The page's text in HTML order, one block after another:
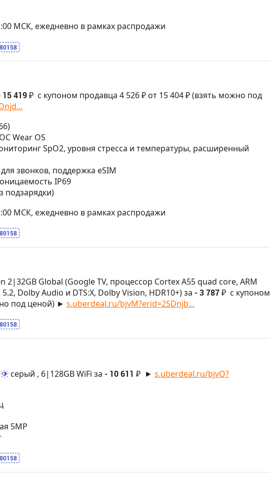
МСК, ежедневно в рамках распродажи
15 419 ₽ с купоном продавца 4 526 ₽ от 15 404 ₽ (взять можно под
Wear OS
SpO2, уровня стресса и температуры, расширенный
звонков, поддержка eSIM
IP69
подзарядки)
МСК, ежедневно в рамках распродажи
2|32GB Global (Google TV, процессор Cortex A55 quad core, ARM
Dolby Audio и DTS:X, Dolby Vision, HDR10+) за - 3 787 ₽ с купоном
под ценой) ► s.uberdeal.ru/bjvM?erid=2SDnjb...
серый , 6|128GB WiFi за - 10 611 ₽ ► s.uberdeal.ru/bjvQ?
5MP